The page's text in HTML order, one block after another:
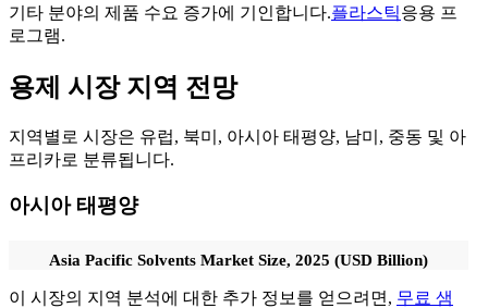
기타 분야의 제품 수요 증가에 기인합니다.플라스틱응용 프
로그램.
용제 시장 지역 전망
지역별로 시장은 유럽, 북미, 아시아 태평양, 남미, 중동 및 아
프리카로 분류됩니다.
아시아 태평양
Asia Pacific Solvents Market Size, 2025 (USD Billion)
이 시장의 지역 분석에 대한 추가 정보를 얻으려면, 무료 샘